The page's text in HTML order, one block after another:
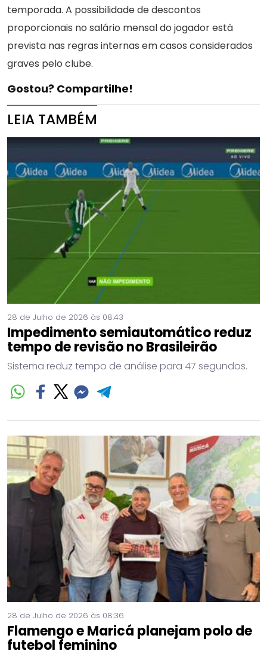
temporada. A possibilidade de descontos
proporcionais no salário mensal do jogador está
prevista nas regras internas em casos considerados
graves pelo clube.
Gostou? Compartilhe!
LEIA TAMBÉM
28 de Julho de 2026 às 08:43
Impedimento semiautomático reduz
tempo de revisão no Brasileirão
Sistema reduz tempo de análise para 47 segundos.
28 de Julho de 2026 às 08:36
Flamengo e Maricá planejam polo de
futebol feminino